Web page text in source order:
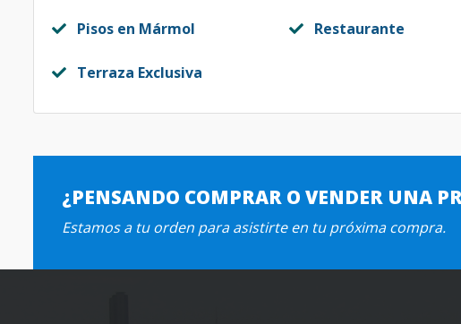
Pisos en Mármol Restaurante
Terraza Exclusiva
¿PENSANDO COMPRAR O VENDER UNA
Estamos a tu orden para asistirte en tu próxima compra.